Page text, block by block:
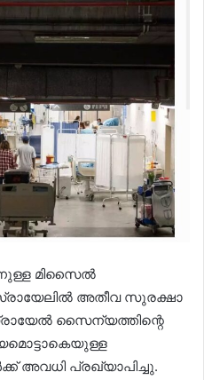
മിസൈൽ
അതീവ സുരക്ഷാ
സൈന്യത്തിന്റെ
അവധി പ്രഖ്യാപിച്ചു.